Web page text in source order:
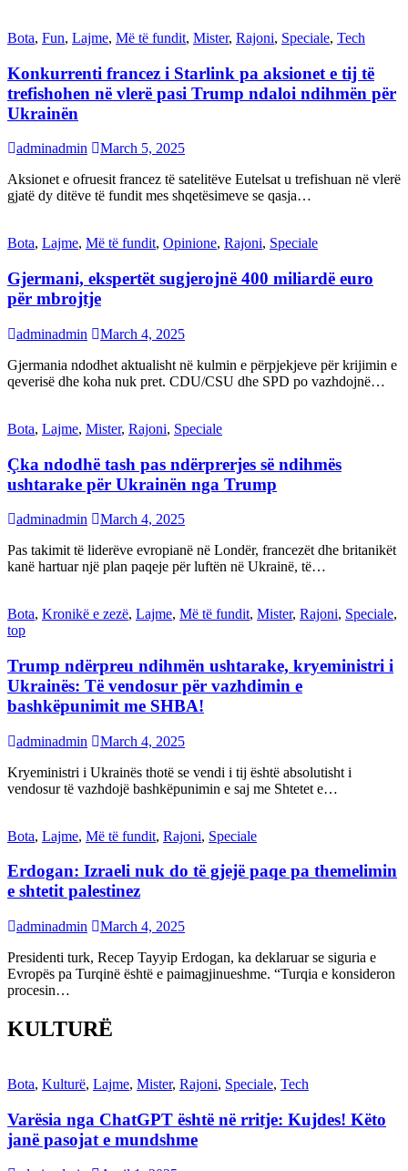
Bota, Fun, Lajme, Më të fundit, Mister, Rajoni, Speciale, Tech
Konkurrenti francez i Starlink pa aksionet e tij të
trefishohen në vlerë pasi Trump ndaloi ndihmën për
Ukrainën
adminadmin
March 5, 2025
Aksionet e ofruesit francez të satelitëve Eutelsat u trefishuan në vlerë
gjatë dy ditëve të fundit mes shqetësimeve se qasja…
Bota, Lajme, Më të fundit, Opinione, Rajoni, Speciale
Gjermani, ekspertët sugjerojnë 400 miliardë euro
për mbrojtje
adminadmin
March 4, 2025
Gjermania ndodhet aktualisht në kulmin e përpjekjeve për krijimin e
qeverisë dhe koha nuk pret. CDU/CSU dhe SPD po vazhdojnë…
Bota, Lajme, Mister, Rajoni, Speciale
Çka ndodhë tash pas ndërprerjes së ndihmës
ushtarake për Ukrainën nga Trump
adminadmin
March 4, 2025
Pas takimit të liderëve evropianë në Londër, francezët dhe britanikët
kanë hartuar një plan paqeje për luftën në Ukrainë, të…
Bota, Kronikë e zezë, Lajme, Më të fundit, Mister, Rajoni, Speciale,
top
Trump ndërpreu ndihmën ushtarake, kryeministri i
Ukrainës: Të vendosur për vazhdimin e
bashkëpunimit me SHBA!
adminadmin
March 4, 2025
Kryeministri i Ukrainës thotë se vendi i tij është absolutisht i
vendosur të vazhdojë bashkëpunimin e saj me Shtetet e…
Bota, Lajme, Më të fundit, Rajoni, Speciale
Erdogan: Izraeli nuk do të gjejë paqe pa themelimin
e shtetit palestinez
adminadmin
March 4, 2025
Presidenti turk, Recep Tayyip Erdogan, ka deklaruar se siguria e
Evropës pa Turqinë është e paimagjinueshme. “Turqia e konsideron
procesin…
KULTURË
Bota, Kulturë, Lajme, Mister, Rajoni, Speciale, Tech
Varësia nga ChatGPT është në rritje: Kujdes! Këto
janë pasojat e mundshme